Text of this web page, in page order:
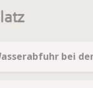
bei